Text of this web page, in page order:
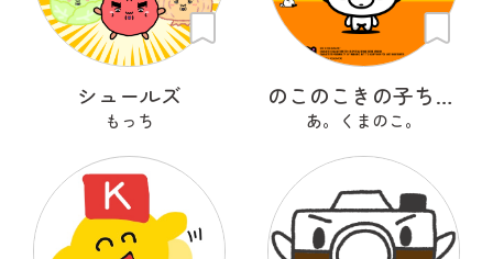
シュールズ
もっち
のこのこきの子ちゃん
あ。くまのこ。